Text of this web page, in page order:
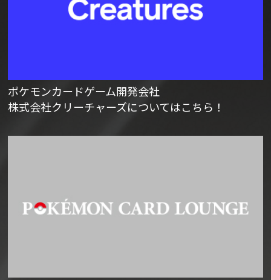
ポケモンカードゲーム開発会社
株式会社クリーチャーズについてはこちら！